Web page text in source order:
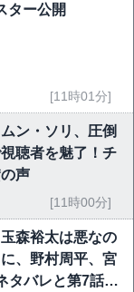
ター公開
[11時01分]
ン・ソリ、圧倒
聴者を魅了！チ
声
[11時00分]
森裕太は悪なの
、野村周平、宮
タバレと第7話予